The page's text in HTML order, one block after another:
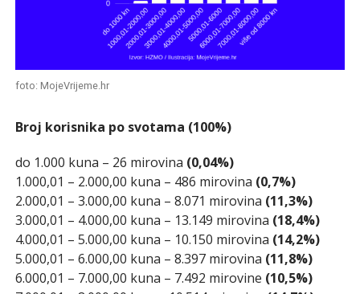
foto: MojeVrijeme.hr
Broj korisnika po svotama (100%)
do 1.000 kuna – 26 mirovina (0,04%)
1.000,01 – 2.000,00 kuna – 486 mirovina (0,7%)
2.000,01 – 3.000,00 kuna – 8.071 mirovina (11,3%)
3.000,01 – 4.000,00 kuna – 13.149 mirovina (18,4%)
4.000,01 – 5.000,00 kuna – 10.150 mirovina (14,2%)
5.000,01 – 6.000,00 kuna – 8.397 mirovina (11,8%)
6.000,01 – 7.000,00 kuna – 7.492 mirovine (10,5%)